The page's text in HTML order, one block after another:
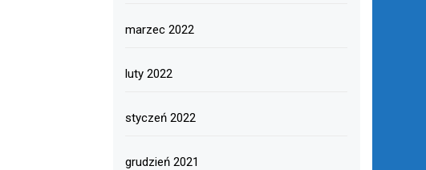
marzec 2022
luty 2022
styczeń 2022
grudzień 2021